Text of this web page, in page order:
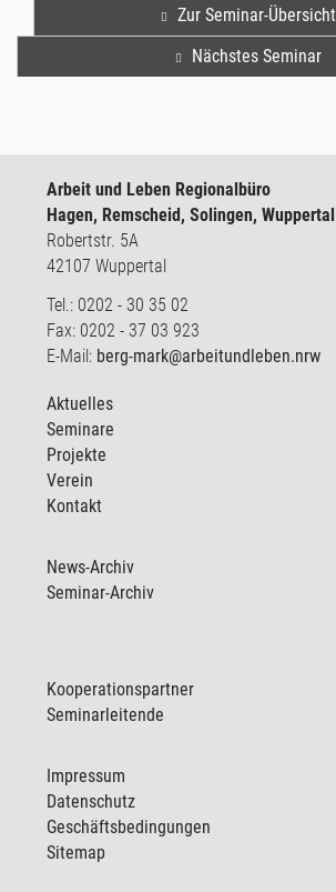
Zur Seminar-Übersicht
Nächstes Seminar
Arbeit und Leben Regionalbüro
Hagen, Remscheid, Solingen, Wuppertal
Robertstr. 5A
42107 Wuppertal
Tel.: 0202 - 30 35 02
Fax: 0202 - 37 03 923
E-Mail: berg-mark@arbeitundleben.nrw
Aktuelles
Seminare
Projekte
Verein
Kontakt
News-Archiv
Seminar-Archiv
Kooperationspartner
Seminarleitende
Impressum
Datenschutz
Geschäftsbedingungen
Sitemap